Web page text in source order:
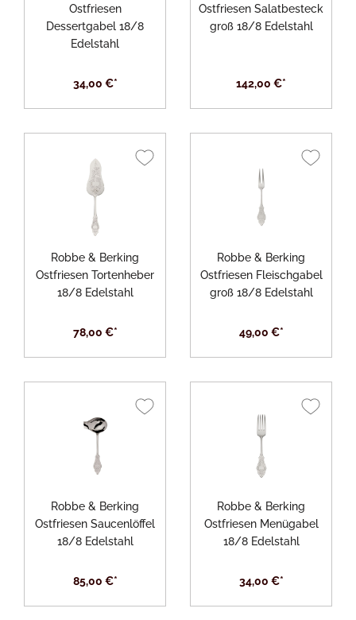
Ostfriesen
Dessertgabel 18/8
Edelstahl
34,00 €*
Ostfriesen Salatbesteck
groß 18/8 Edelstahl
142,00 €*
Robbe & Berking
Ostfriesen Tortenheber
18/8 Edelstahl
78,00 €*
Robbe & Berking
Ostfriesen Fleischgabel
groß 18/8 Edelstahl
49,00 €*
Robbe & Berking
Ostfriesen Saucenlöffel
18/8 Edelstahl
85,00 €*
Robbe & Berking
Ostfriesen Menügabel
18/8 Edelstahl
34,00 €*